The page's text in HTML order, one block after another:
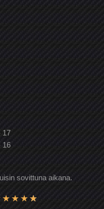
17
16
sovittuna aikana.
★ ★ ★ ★